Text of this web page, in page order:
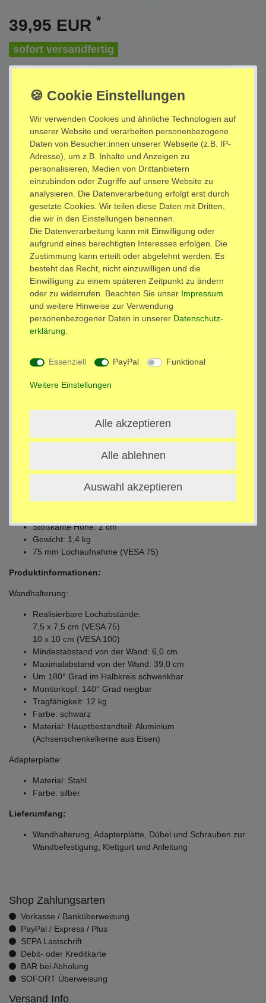
39,95 EUR *
sofort versandfertig
Wunschliste
* inkl. ges. MwSt. zzgl.Versandkosten
Beschreibung
Technische Daten
Weitere Details
Schwarze Wandhalterung (TÜV SÜD-geprüft) mit silberner
Adapterplatte (VESA 75 x 75) für
Tablet PC und andere.
Technische Daten:
Abmessungen (gesamt): 22,0 cm x 19,0 cm x 7,0 cm bis
39,0 cm ausziehbar
Bohrungen der Wandplatte Abstand: 12 cm
Gewicht: 1,7 kg
Stoßkante Höhe: 2 cm
Gewicht: 1,4 kg
75 mm Lochaufnahme (VESA 75)
Produktinformationen:
Wandhalterung:
Realisierbare Lochabstände:
7,5 x 7,5 cm (VESA 75)
10 x 10 cm (VESA 100)
Mindestabstand von der Wand: 6,0 cm
Maximalabstand von der Wand: 39,0 cm
Um 180° Grad im Halbkreis schwenkbar
Monitorkopf: 140° Grad neigbar
Tragfähigkeit: 12 kg
Farbe: schwarz
Material: Hauptbestandteil: Aluminium
(Achsenschenkelkerne aus Eisen)
Adapterplatte:
Material: Stahl
Farbe: silber
Lieferumfang:
Wandhalterung, Adapterplatte, Dübel und Schrauben zur
Wandbefestigung, Klettgurt und Anleitung
Wir verwenden Cookies und ähnliche Technologien auf
unserer Website und verarbeiten personenbezogene
Daten von Besucher:innen unserer Webseite (z.B. IP-
Adresse), um z.B. Inhalte und Anzeigen zu
personalisieren, Medien von Drittanbietern
einzubinden oder Zugriffe auf unsere Website zu
analysieren. Die Datenverarbeitung erfolgt erst durch
gesetzte Cookies. Wir teilen diese Daten mit Dritten,
die wir in den Einstellungen benennen.
Die Datenverarbeitung kann mit Einwilligung oder
aufgrund eines berechtigten Interesses erfolgen. Die
Zustimmung kann erteilt oder abgelehnt werden. Es
besteht das Recht, nicht einzuwilligen und die
Einwilligung zu einem späteren Zeitpunkt zu ändern
oder zu widerrufen. Beachten Sie unser Impressum
und weitere Hinweise zur Verwendung
personenbezogener Daten in unserer Daten­schutz­
erklärung
Essenziell PayPal Funktional
Weitere Einstellungen
Alle akzeptieren
Alle ablehnen
Auswahl akzeptieren
Shop Zahlungsarten
Vorkasse / Banküberweisung
PayPal / Express / Plus
SEPA Lastschrift
Debit- oder Kreditkarte
BAR bei Abholung
SOFORT Überweisung
Versand Info